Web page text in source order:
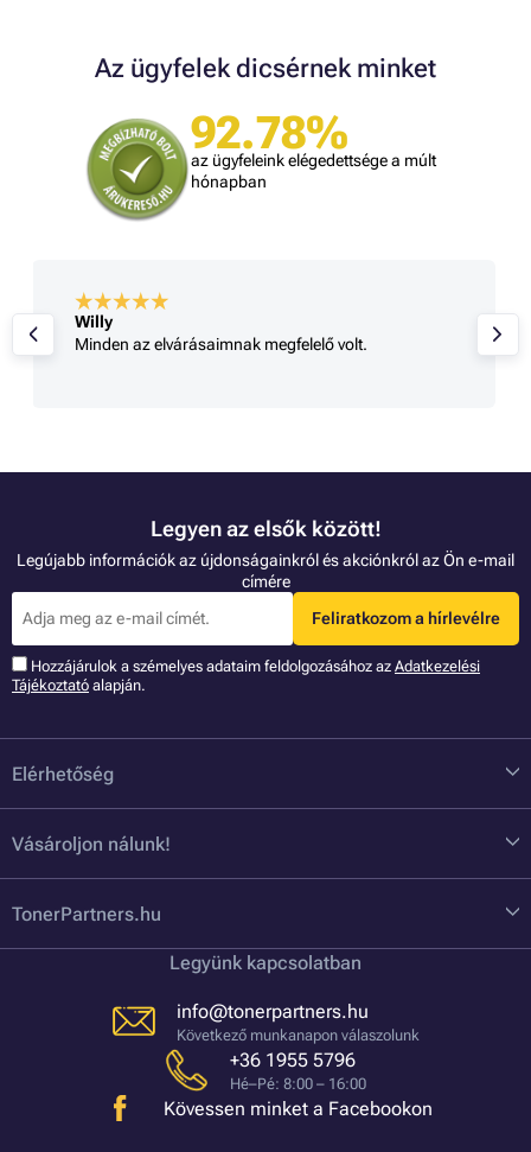
Az ügyfelek dicsérnek minket
92.78%
az ügyfeleink elégedettsége a múlt
hónapban
Willy
Minden az elvárásaimnak megfelelő volt.
Legyen az elsők között!
Legújabb információk az újdonságainkról és akciónkról az Ön e-mail
címére
Feliratkozom a hírlevélre
Hozzájárulok a szémelyes adataim feldolgozásához az Adatkezelési
Tájékoztató alapján.
Elérhetőség
Vásároljon nálunk!
TonerPartners.hu
Legyünk kapcsolatban
info@tonerpartners.hu
Következő munkanapon válaszolunk
+36 1955 5796
Hé–Pé: 8:00 – 16:00
Kövessen minket a Facebookon